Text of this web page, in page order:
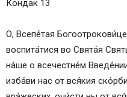
Кондак 13
О, Все­пе́­тая
воспита́тися во Свя­та́я
на́­ше о всечестне́м
из­ба́­ви нас от вся́­кия